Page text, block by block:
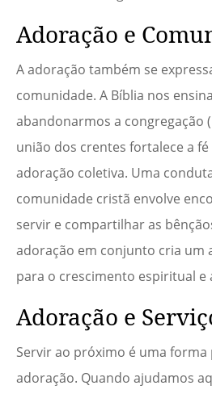
Adoração e
A adoração também se
comunidade. A Bíblia nos
abandonarmos a congregação
união dos crentes fortalece a
adoração coletiva. Uma
comunidade cristã envolve
servir e compartilhar as
adoração em conjunto cria um
para o crescimento espiritual e
Adoração e
Servir ao próximo é uma forma
adoração. Quando ajudamos